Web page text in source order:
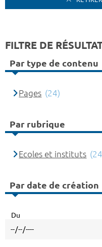
FILTRE DE
Par type de contenu
Pages (24)
Par rubrique
Ecoles et instituts
Par date de création
Du